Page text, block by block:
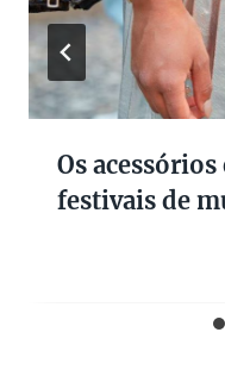
Os
festivais de